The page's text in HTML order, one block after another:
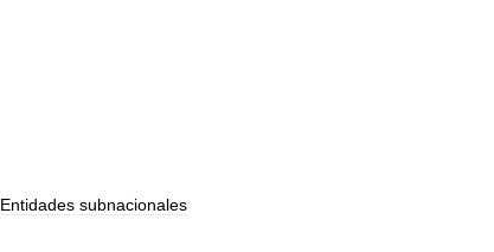
Entidades subnacionales